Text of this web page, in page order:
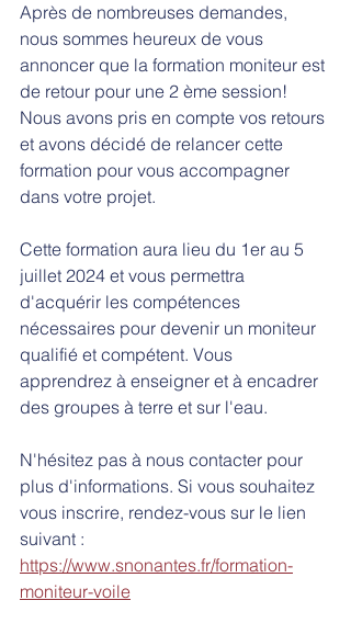
Après de nombreuses demandes,
nous sommes heureux de vous
annoncer que la formation moniteur est
de retour pour une 2 ème session!
Nous avons pris en compte vos retours
et avons décidé de relancer cette
formation pour vous accompagner
dans votre projet.
Cette formation aura lieu du 1er au 5
juillet 2024 et vous permettra
d'acquérir les compétences
nécessaires pour devenir un moniteur
qualifié et compétent. Vous
apprendrez à enseigner et à encadrer
des groupes à terre et sur l'eau.
N'hésitez pas à nous contacter pour
plus d'informations. Si vous souhaitez
vous inscrire, rendez-vous sur le lien
suivant :
https://www.snonantes.fr/formation-
moniteur-voile